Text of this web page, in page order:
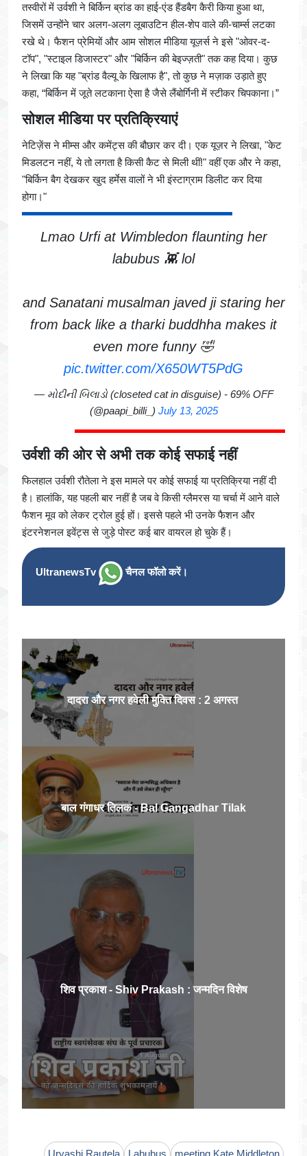
तस्वीरों में उर्वशी ने बिर्किन ब्रांड का हाई-एंड हैंडबैग कैरी किया हुआ था,
जिसमें उन्होंने चार अलग-अलग लूबाउटिन हील-शेप वाले की-चार्म्स लटका
रखे थे। फैशन प्रेमियों और आम सोशल मीडिया यूज़र्स ने इसे "ओवर-द-
टॉप", "स्टाइल डिजास्टर" और "बिर्किन की बेइज्ज़ती" तक कह दिया। कुछ
ने लिखा कि यह "ब्रांड वैल्यू के खिलाफ है", तो कुछ ने मज़ाक उड़ाते हुए
कहा, “बिर्किन में जूते लटकाना ऐसा है जैसे लैंबोर्गिनी में स्टीकर चिपकाना।”
सोशल मीडिया पर प्रतिक्रियाएं
नेटिज़ेंस ने मीम्स और कमेंट्स की बौछार कर दी। एक यूज़र ने लिखा, "केट
मिडलटन नहीं, ये तो लगता है किसी कैट से मिली थीं!" वहीं एक और ने कहा,
"बिर्किन बैग देखकर खुद हर्मेस वालों ने भी इंस्टाग्राम डिलीट कर दिया
होगा।"
Lmao Urfi at Wimbledon flaunting her
labubus 👾 lol
and Sanatani musalman javed ji staring her
from back like a tharki buddhha makes it
even more funny 🤣
pic.twitter.com/X650WT5PdG
— મોદીની બિલાડો (closeted cat in disguise) - 69% OFF
(@paapi_billi_) July 13, 2025
उर्वशी की ओर से अभी तक कोई सफाई नहीं
फिलहाल उर्वशी रौतेला ने इस मामले पर कोई सफाई या प्रतिक्रिया नहीं दी
है। हालांकि, यह पहली बार नहीं है जब वे किसी ग्लैमरस या चर्चा में आने वाले
फैशन मूव को लेकर ट्रोल हुई हों। इससे पहले भी उनके फैशन और
इंटरनेशनल इवेंट्स से जुड़े पोस्ट कई बार वायरल हो चुके हैं।
UltranewsTv चैनल फॉलो करें।
दादरा और नगर हवेली मुक्ति दिवस : 2 अगस्त
बाल गंगाधर तिलक - Bal Gangadhar Tilak
शिव प्रकाश - Shiv Prakash : जन्मदिन विशेष
Urvashi Rautela Labubus meeting Kate Middleton